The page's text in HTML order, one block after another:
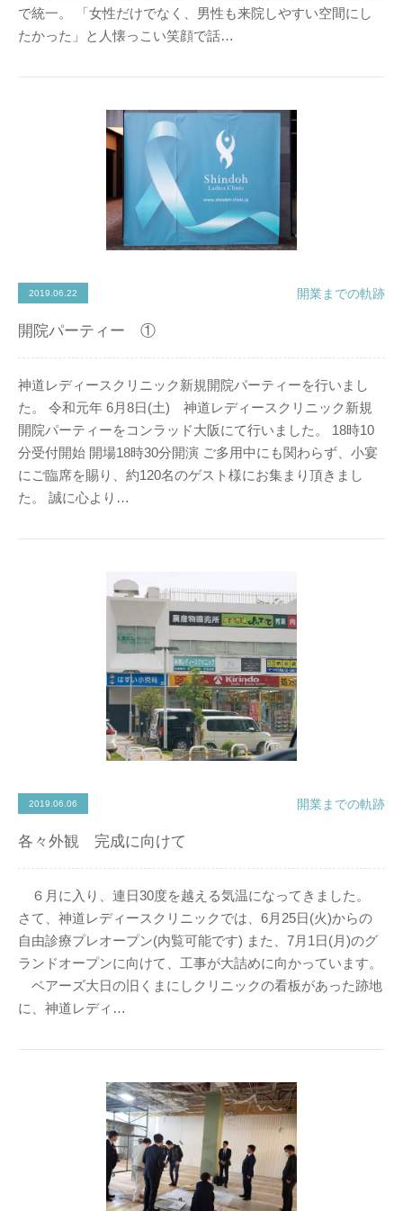
で統一。 「女性だけでなく、男性も来院しやすい空間にし
たかった」と人懐っこい笑顔で話…
2019.06.22 開業までの軌跡
開院パーティー ①
神道レディースクリニック新規開院パーティーを行いまし
た。 令和元年 6月8日(土) 神道レディースクリニック新規
開院パーティーをコンラッド大阪にて行いました。 18時10
分受付開始 開場18時30分開演 ご多用中にも関わらず、小宴
にご臨席を賜り、約120名のゲスト様にお集まり頂きまし
た。 誠に心より…
2019.06.06 開業までの軌跡
各々外観 完成に向けて
６月に入り、連日30度を越える気温になってきました。
さて、神道レディースクリニックでは、6月25日(火)からの
自由診療プレオープン(内覧可能です) また、7月1日(月)のグ
ランドオープンに向けて、工事が大詰めに向かっています。
ベアーズ大日の旧くまにしクリニックの看板があった跡地
に、神道レディ…